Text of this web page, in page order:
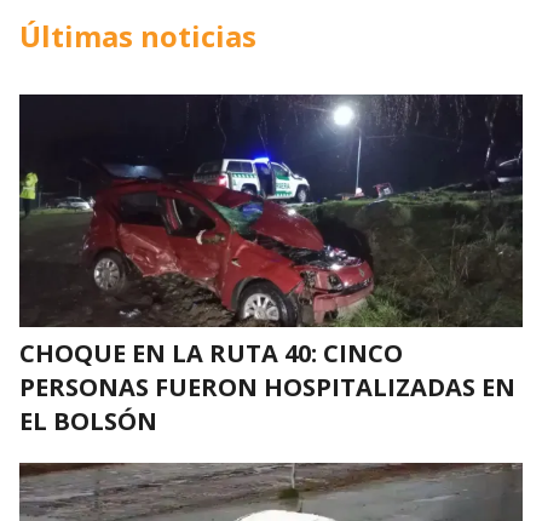
Últimas noticias
CHOQUE EN LA RUTA 40: CINCO
PERSONAS FUERON HOSPITALIZADAS EN
EL BOLSÓN